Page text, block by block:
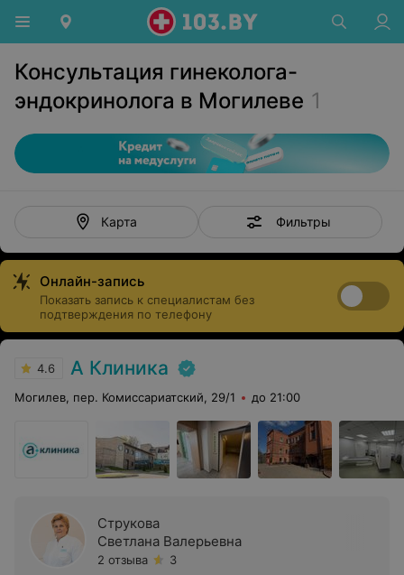
Консультация гинеколога-
эндокринолога в Могилеве 1
Карта Фильтры
Онлайн-запись
Показать запись к специалистам без
подтверждения по телефону
4.6 А Клиника
Могилев, пер. Комиссариатский, 29/1 до 21:00
Струкова
Светлана Валерьевна
2 отзыва
3